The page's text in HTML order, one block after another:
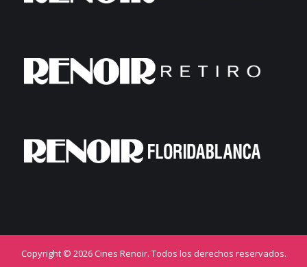
Copyright © 2026 Cines Renoir. Todos los derechos reservados.